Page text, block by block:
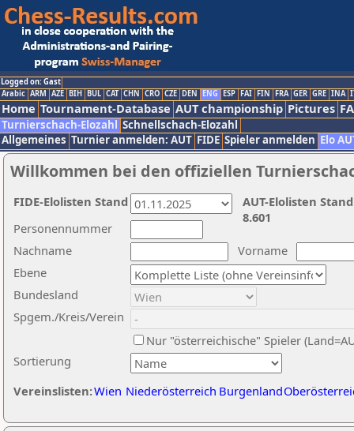
Logged on: Gast
Arabic ARM AZE BIH BUL CAT CHN CRO CZE DEN ENG ESP FAI FIN FRA GER GRE INA
Home Tournament-Database AUT championship Pictures
Turnierschach-Elozahl Schnellschach-Elozahl
Allgemeines Turnier anmelden: AUT FIDE Spieler anmelden Elo
Willkommen bei den offiziellen
Nachname
Vorname
Ebene
Sortierung
Personennummer
Bundesland
Spgem./Kreis/Verein
Nur "österreichische" Spieler
Vereinslisten:Wien Niederösterreich Burgenland
AUT-Elolisten
8.601
FIDE-Elolisten Stand